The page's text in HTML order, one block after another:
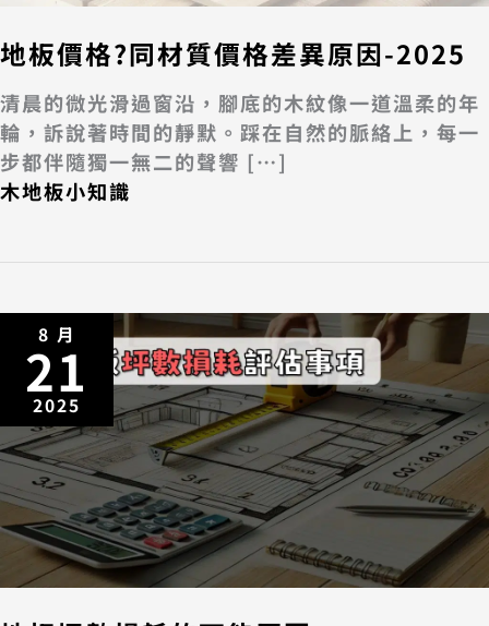
地板價格?同材質價格差異原因-2025
清晨的微光滑過窗沿，腳底的木紋像一道溫柔的年
輪，訴說著時間的靜默。踩在自然的脈絡上，每一
步都伴隨獨一無二的聲響 […]
木地板小知識
8 月
21
2025